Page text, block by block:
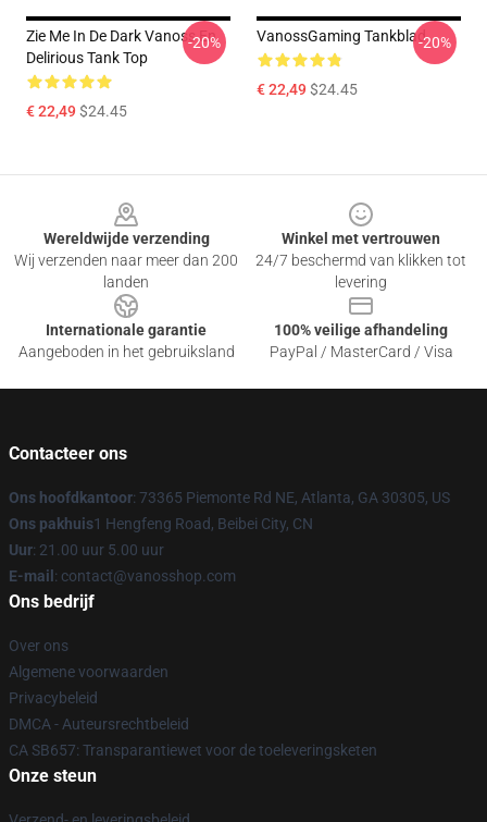
Zie Me In De Dark Vanoss En
Delirious Tank Top
€ 22,49$24.45
-20% VanossGaming Tankblad
€ 22,49$24.45
-20%
Wereldwijde verzending
Wij verzenden naar meer dan 200
landen
Winkel met vertrouwen
24/7 beschermd van klikken tot
levering
Internationale garantie
Aangeboden in het gebruiksland
100% veilige afhandeling
PayPal / MasterCard / Visa
Contacteer ons
Ons hoofdkantoor: 73365 Piemonte Rd NE, Atlanta, GA 30305, US
Ons pakhuis1 Hengfeng Road, Beibei City, CN
Uur: 21.00 uur 5.00 uur
E-mail : contact@vanosshop.com
Ons bedrijf
Over ons
Algemene voorwaarden
Privacybeleid
DMCA - Auteursrechtbeleid
CA SB657: Transparantiewet voor de toeleveringsketen
Onze steun